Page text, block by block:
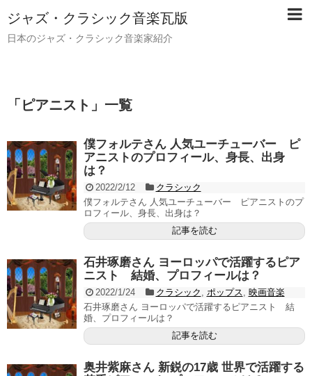
ジャズ・クラシック音楽瓦版
日本のジャズ・クラシック音楽家紹介
「 ピアニスト 」 一覧
僕フォルテさん 人気ユーチューバー ピ
アニストのプロフィール、身長、出身
は？
2022/2/12
クラシック
僕フォルテさん 人気ユーチューバー ピアニストのプ
ロフィール、身長、出身は？
記事を読む
石井琢磨さん ヨーロッパで活躍するピア
ニスト 結婚、プロフィールは？
2022/1/24 クラシック ポップス
映画音楽
石井琢磨さん ヨーロッパで活躍するピアニスト 結
婚、プロフィールは？
記事を読む
奥井紫麻さん 新鋭の17歳 世界で活躍する